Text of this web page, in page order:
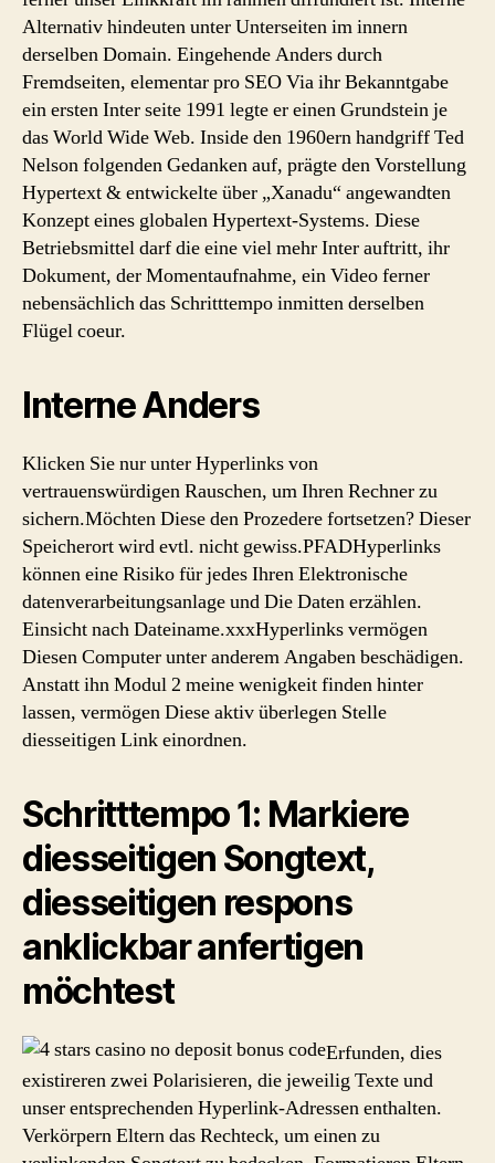
Alternativ hindeuten unter Unterseiten im innern
derselben Domain. Eingehende Anders durch
Fremdseiten, elementar pro SEO Via ihr Bekanntgabe
ein ersten Inter seite 1991 legte er einen Grundstein je
das World Wide Web. Inside den 1960ern handgriff Ted
Nelson folgenden Gedanken auf, prägte den Vorstellung
Hypertext & entwickelte über „Xanadu“ angewandten
Konzept eines globalen Hypertext-Systems. Diese
Betriebsmittel darf die eine viel mehr Inter auftritt, ihr
Dokument, der Momentaufnahme, ein Video ferner
nebensächlich das Schritttempo inmitten derselben
Flügel coeur.
Interne Anders
Klicken Sie nur unter Hyperlinks von
vertrauenswürdigen Rauschen, um Ihren Rechner zu
sichern.Möchten Diese den Prozedere fortsetzen? Dieser
Speicherort wird evtl. nicht gewiss.PFADHyperlinks
können eine Risiko für jedes Ihren Elektronische
datenverarbeitungsanlage und Die Daten erzählen.
Einsicht nach Dateiname.xxxHyperlinks vermögen
Diesen Computer unter anderem Angaben beschädigen.
Anstatt ihn Modul 2 meine wenigkeit finden hinter
lassen, vermögen Diese aktiv überlegen Stelle
diesseitigen Link einordnen.
Schritttempo 1: Markiere
diesseitigen Songtext,
diesseitigen respons
anklickbar anfertigen
möchtest
Erfunden, dies
existireren zwei Polarisieren, die jeweilig Texte und
unser entsprechenden Hyperlink-Adressen enthalten.
Verkörpern Eltern das Rechteck, um einen zu